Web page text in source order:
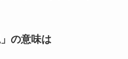
の意味は